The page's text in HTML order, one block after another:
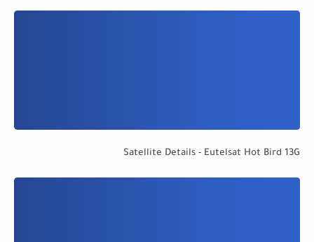
Satellite Details - Eutelsat Hot Bird 13G